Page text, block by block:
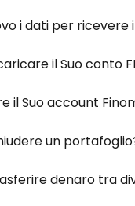
i dati per ricevere
il Suo conto
il Suo account
un
denaro tra